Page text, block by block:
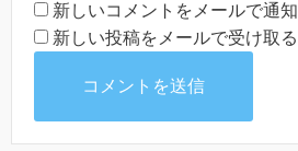
新しいコメントをメールで通知
新しい投稿をメールで受け取る